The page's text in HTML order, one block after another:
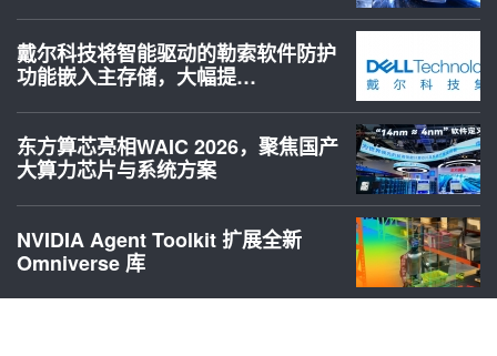
戴尔科技将智能驱动的勒索软件防护
功能嵌入主存储，大幅提…
东方算芯亮相WAIC 2026，聚焦国产
大算力芯片与系统方案
NVIDIA Agent Toolkit 扩展全新
Omniverse 库